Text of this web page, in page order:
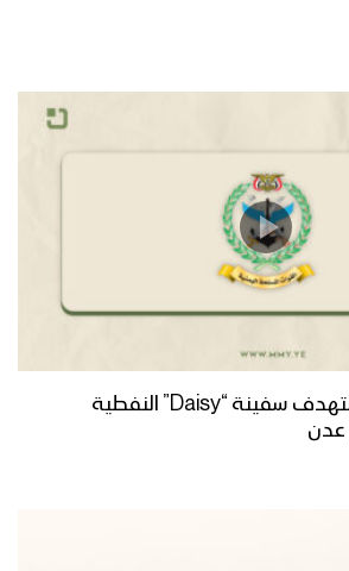
القوات المسلحة تستهدف سفينة “Daisy” النفطية
عدن